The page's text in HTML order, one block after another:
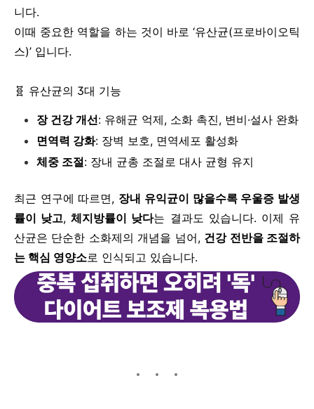
니다.
이때 중요한 역할을 하는 것이 바로 ‘유산균(프로바이오틱
스)’ 입니다.
🧬 유산균의 3대 기능
장 건강 개선: 유해균 억제, 소화 촉진, 변비·설사 완화
면역력 강화: 장벽 보호, 면역세포 활성화
체중 조절: 장내 균총 조절로 대사 균형 유지
최근 연구에 따르면, 장내 유익균이 많을수록 우울증 발생
률이 낮고,체지방률이 낮다는 결과도 있습니다. 이제 유
산균은 단순한 소화제의 개념을 넘어, 건강 전반을 조절하
는 핵심 영양소로 인식되고 있습니다.